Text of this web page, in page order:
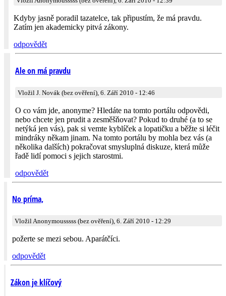
Kdyby jasně poradil tazatelce, tak připustím, že má pravdu.
Zatím jen akademicky pitvá zákony.
odpovědět
Ale on má pravdu
Vložil J. Novák (bez ověření), 6. Září 2010 - 12:46
O co vám jde, anonyme? Hledáte na tomto portálu odpovědi,
nebo chcete jen prudit a zesměšňovat? Pokud to druhé (a to se
netýká jen vás), pak si vemte kyblíček a lopatičku a běžte si léčit
mindráky někam jinam. Na tomto portálu by mohla bez vás (a
několika dalších) pokračovat smysluplná diskuze, která může
řadě lidí pomoci s jejich starostmi.
odpovědět
No príma,
Vložil Anonymousssss (bez ověření), 6. Září 2010 - 12:29
požerte se mezi sebou. Aparátčíci.
odpovědět
Zákon je klíčový